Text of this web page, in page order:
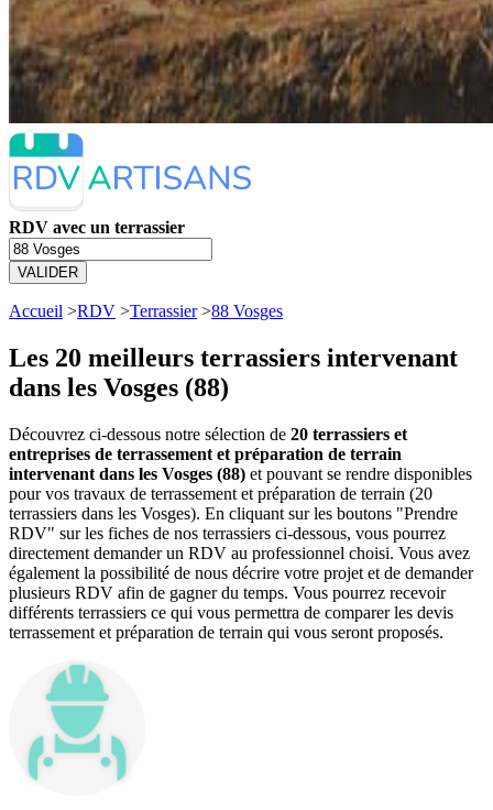
RDV avec un terrassier
VALIDER
Accueil >RDV >Terrassier>88 Vosges
Les 20 meilleurs terrassiers intervenant
dans les Vosges (88)
Découvrez ci-dessous notre sélection de 20 terrassiers et
entreprises de terrassement et préparation de terrain
intervenant dans les Vosges (88) et pouvant se rendre disponibles
pour vos travaux de terrassement et préparation de terrain (20
terrassiers dans les Vosges). En cliquant sur les boutons "Prendre
RDV" sur les fiches de nos terrassiers ci-dessous, vous pourrez
directement demander un RDV au professionnel choisi. Vous avez
également la possibilité de nous décrire votre projet et de demander
plusieurs RDV afin de gagner du temps. Vous pourrez recevoir
différents terrassiers ce qui vous permettra de comparer les devis
terrassement et préparation de terrain qui vous seront proposés.